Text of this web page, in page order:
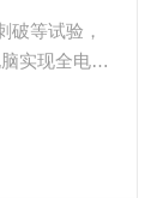
破等试验，
实现全电脑